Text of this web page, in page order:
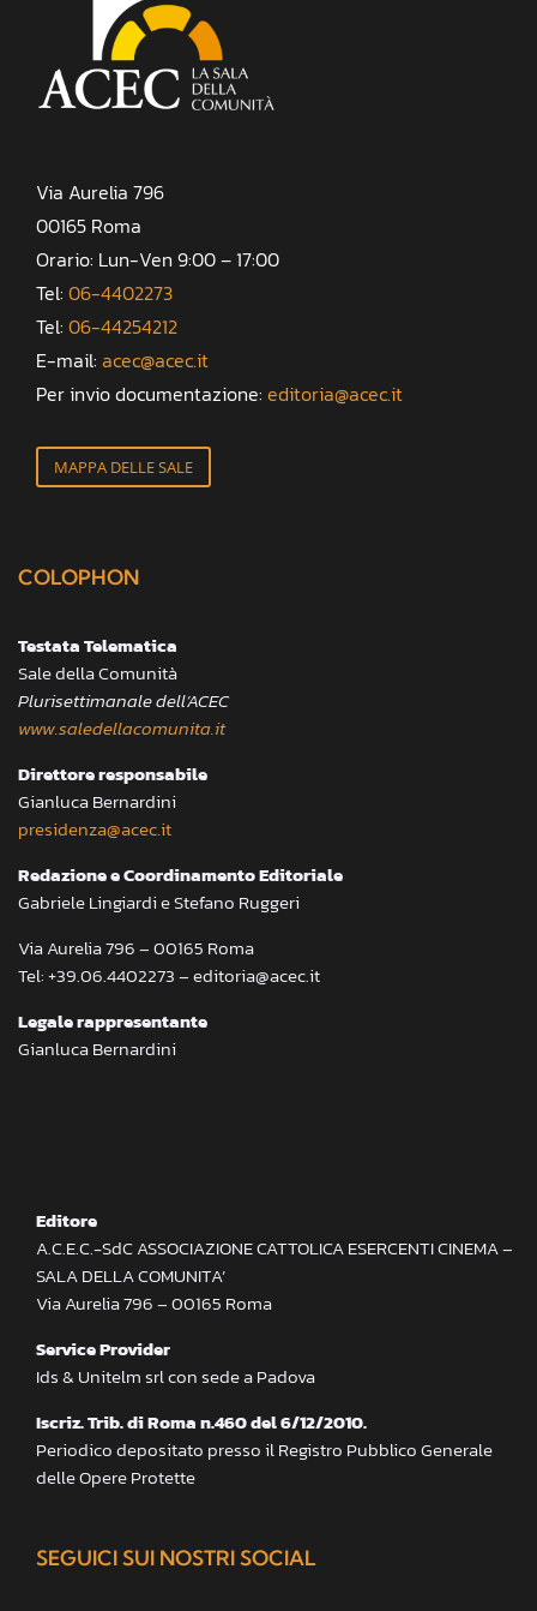
Via Aurelia 796
00165 Roma
Orario: Lun-Ven 9:00 – 17:00
Tel: 06-4402273
Tel: 06-44254212
E-mail: acec@acec.it
Per invio documentazione: editoria@acec.it
MAPPA DELLE SALE
COLOPHON
Testata Telematica
Sale della Comunità
Plurisettimanale dell’ACEC
www.saledellacomunita.it
Direttore responsabile
Gianluca Bernardini
presidenza@acec.it
Redazione e Coordinamento Editoriale
Gabriele Lingiardi e Stefano Ruggeri
Via Aurelia 796 – 00165 Roma
Tel: +39.06.4402273 – editoria@acec.it
Legale rappresentante
Gianluca Bernardini
Editore
A.C.E.C.-SdC ASSOCIAZIONE CATTOLICA ESERCENTI CINEMA –
SALA DELLA COMUNITA’
Via Aurelia 796 – 00165 Roma
Service Provider
Ids & Unitelm srl con sede a Padova
Iscriz. Trib. di Roma n.460 del 6/12/2010.
Periodico depositato presso il Registro Pubblico Generale
delle Opere Protette
SEGUICI SUI NOSTRI SOCIAL